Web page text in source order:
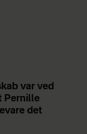
var ved
Pernille
det